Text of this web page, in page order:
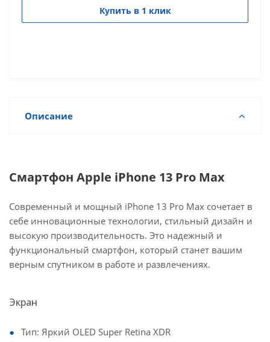
Купить в 1 клик
Описание
Смартфон Apple iPhone 13 Pro Max
Современный и мощный iPhone 13 Pro Max сочетает в
себе инновационные технологии, стильный дизайн и
высокую производительность. Это надежный и
функциональный смартфон, который станет вашим
верным спутником в работе и развлечениях.
Экран
Тип: Яркий OLED Super Retina XDR